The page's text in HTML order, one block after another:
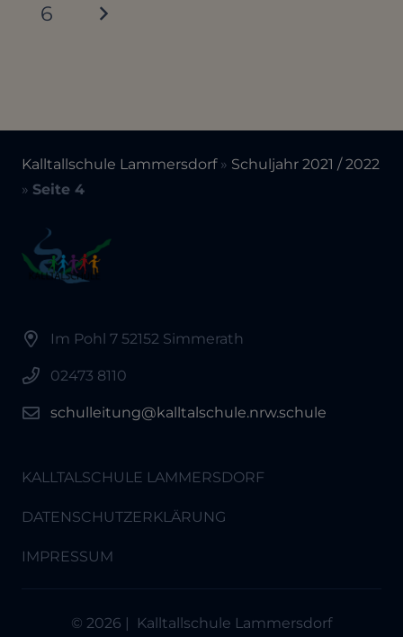
6
Kalltallschule Lammersdorf» Schuljahr 2021 / 2022
» Seite 4
Im Pohl 7 52152 Simmerath
02473 8110
schulleitung@kalltalschule.nrw.schule
KALLTALSCHULE LAMMERSDORF
DATENSCHUTZERKLÄRUNG
IMPRESSUM
© 2026 | Kalltallschule Lammersdorf